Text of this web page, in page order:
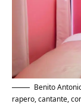
Benito
rapero, cantante,